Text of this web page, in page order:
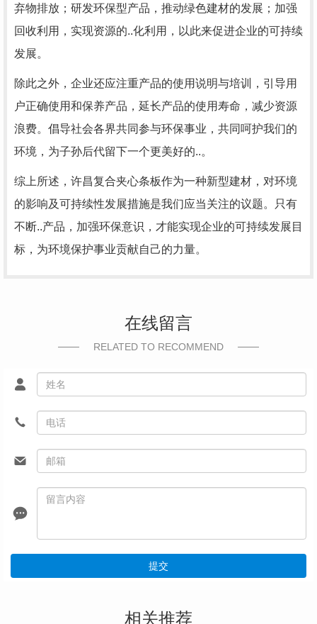
弃物排放；研发环保型产品，推动绿色建材的发展；加强
回收利用，实现资源的..化利用，以此来促进企业的可持续
发展。
除此之外，企业还应注重产品的使用说明与培训，引导用
户正确使用和保养产品，延长产品的使用寿命，减少资源
浪费。倡导社会各界共同参与环保事业，共同呵护我们的
环境，为子孙后代留下一个更美好的..。
综上所述，许昌复合夹心条板作为一种新型建材，对环境
的影响及可持续性发展措施是我们应当关注的议题。只有
不断..产品，加强环保意识，才能实现企业的可持续发展目
标，为环境保护事业贡献自己的力量。
在线留言
RELATED TO RECOMMEND
提交
相关推荐